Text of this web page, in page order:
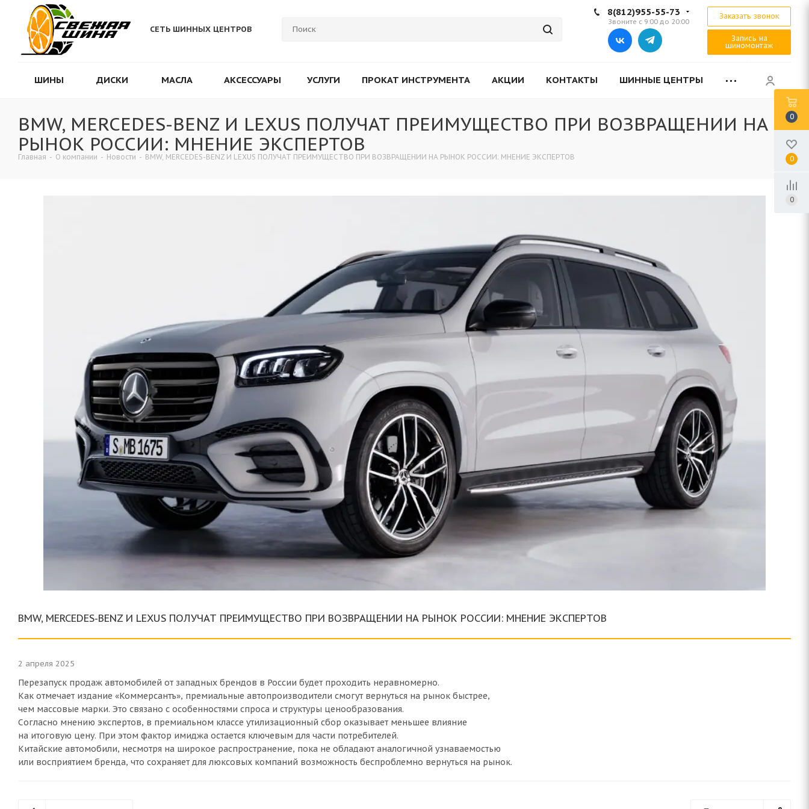
СЕТЬ ШИННЫХ ЦЕНТРОВ
8(812)955-55-73
Звоните с 9:00 до 20:00
Заказать звонок
Запись на
шиномонтаж
ШИНЫ ДИСКИ МАСЛА АКСЕССУАРЫ УСЛУГИ ПРОКАТ ИНСТРУМЕНТА АКЦИИ КОНТАКТЫ ШИННЫЕ ЦЕНТРЫ
BMW, MERCEDES-BENZ И LEXUS ПОЛУЧАТ ПРЕИМУЩЕСТВО ПРИ ВОЗВРАЩЕНИИ НА
РЫНОК РОССИИ: МНЕНИЕ ЭКСПЕРТОВ
Главная - О компании - Новости - BMW, MERCEDES-BENZ И LEXUS ПОЛУЧАТ ПРЕИМУЩЕСТВО ПРИ ВОЗВРАЩЕНИИ НА РЫНОК РОССИИ: МНЕНИЕ ЭКСПЕРТОВ
BMW, MERCEDES-BENZ И LEXUS ПОЛУЧАТ ПРЕИМУЩЕСТВО ПРИ ВОЗВРАЩЕНИИ НА РЫНОК РОССИИ: МНЕНИЕ ЭКСПЕРТОВ
2 апреля 2025
Перезапуск продаж автомобилей от западных брендов в России будет проходить неравномерно.
Как отмечает издание «Коммерсантъ», премиальные автопроизводители смогут вернуться на рынок быстрее,
чем массовые марки. Это связано с особенностями спроса и структуры ценообразования.
Согласно мнению экспертов, в премиальном классе утилизационный сбор оказывает меньшее влияние
на итоговую цену. При этом фактор имиджа остается ключевым для части потребителей.
Китайские автомобили, несмотря на широкое распространение, пока не обладают аналогичной узнаваемостью
или восприятием бренда, что сохраняет для люксовых компаний возможность беспроблемно вернуться на рынок.
0
0
0